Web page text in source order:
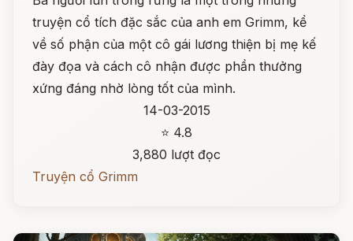
truyện cổ tích đặc sắc của anh em Grimm, kể
về số phận của một cô gái lương thiện bị mẹ kế
đày đọa và cách cô nhận được phần thưởng
xứng đáng nhờ lòng tốt của mình.
14-03-2015
⭐ 4.8
3,880 lượt đọc
Truyện cổ Grimm